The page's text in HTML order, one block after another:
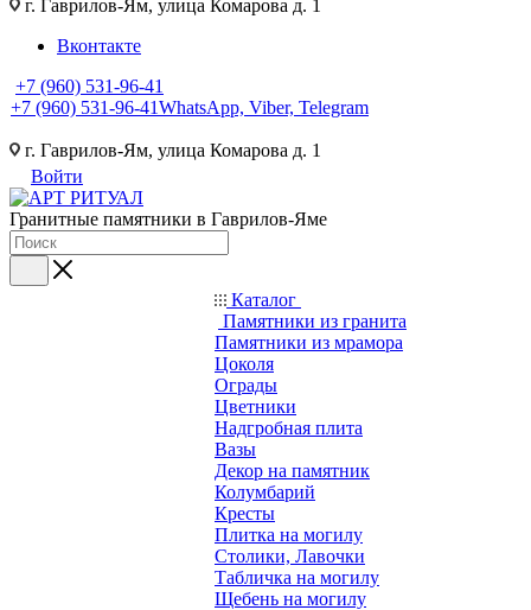
г. Гаврилов-Ям, улица Комарова д. 1
Вконтакте
+7 (960) 531-96-41
+7 (960) 531-96-41WhatsApp, Viber, Telegram
г. Гаврилов-Ям, улица Комарова д. 1
Войти
Гранитные памятники в Гаврилов-Яме
Каталог
Памятники из гранита
Памятники из мрамора
Цоколя
Ограды
Цветники
Надгробная плита
Вазы
Декор на памятник
Колумбарий
Кресты
Плитка на могилу
Столики, Лавочки
Табличка на могилу
Щебень на могилу